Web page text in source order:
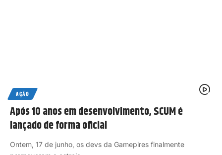
AÇÃO
Após 10 anos em desenvolvimento, SCUM é
lançado de forma oficial
Ontem, 17 de junho, os devs da Gamepires finalmente